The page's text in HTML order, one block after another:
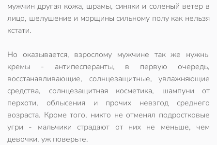
мужчин другая кожа, шрамы, синяки и соленый ветер в
лицо, шелушение и морщины сильному полу как нельзя
кстати.
Но оказывается, взрослому мужчине так же нужны
кремы - антипесперанты, в первую очередь,
восстанавливающие, солнцезащитные, увлажняющие
средства, солнцезащитная косметика, шампуни от
перхоти, облысения и прочих невзгод среднего
возраста. Кроме того, никто не отменял подростковые
угри - мальчики страдают от них не меньше, чем
девочки, уж поверьте.